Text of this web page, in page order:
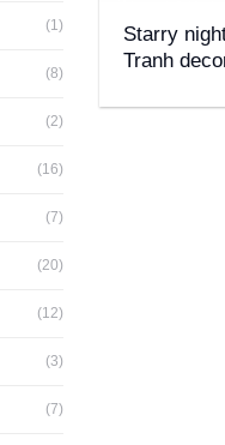
(1)
(8)
(2)
(16)
(7)
(20)
(12)
(3)
(7)
Starry
Tranh